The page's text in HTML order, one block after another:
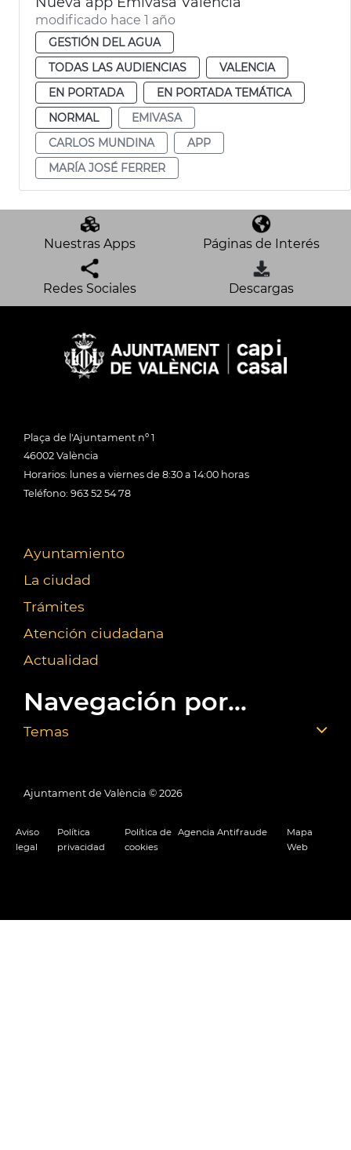
modificado hace 1 año
GESTIÓN DEL AGUA
TODAS LAS AUDIENCIAS
VALENCIA
EN PORTADA
EN PORTADA TEMÁTICA
NORMAL
EMIVASA
CARLOS MUNDINA
APP
MARÍA JOSÉ FERRER
Nuestras Apps Páginas de Interés
Redes Sociales Descargas
Plaça de l'Ajuntament nº 1
46002 València
Horarios: lunes a viernes de 8:30 a 14:00 horas
Teléfono: 963 52 54 78
Ayuntamiento
La ciudad
Trámites
Atención ciudadana
Actualidad
Navegación por...
Temas
Ajuntament de València © 2026
Aviso
legal
Política
privacidad
Política de
cookies
Agencia Antifraude
Mapa
Web